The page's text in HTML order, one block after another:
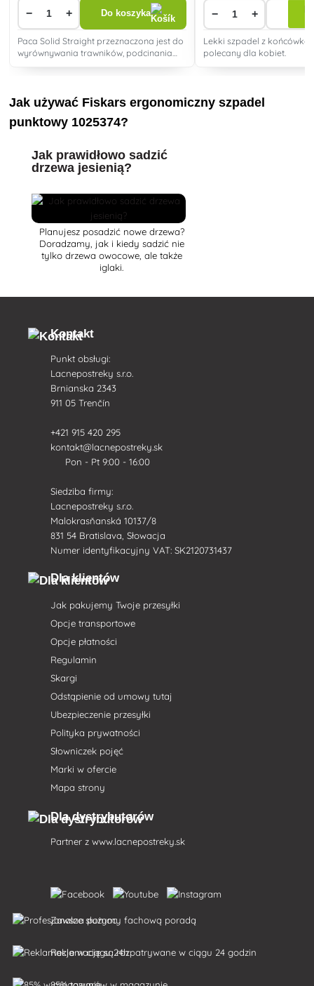
− + Do koszyka
Paca Solid Straight przeznaczona jest do
wyrównywania trawników, podcinania
− +
Lekki szpadel z końcówką,
polecany dla kobiet.
Jak używać Fiskars ergonomiczny szpadel
punktowy 1025374?
Jak prawidłowo sadzić
drzewa jesienią?
Planujesz posadzić nowe drzewa?
Doradzamy, jak i kiedy sadzić nie
tylko drzewa owocowe, ale także
iglaki.
Kontakt
Punkt obsługi:
Lacnepostreky s.r.o.
Brnianska 2343
911 05 Trenčín
+421 915 420 295
kontakt@lacnepostreky.sk
Pon - Pt 9:00 - 16:00
Siedziba firmy:
Lacnepostreky s.r.o.
Malokrasňanská 10137/8
831 54 Bratislava, Słowacja
Numer identyfikacyjny VAT: SK2120731437
Dla klientów
Jak pakujemy Twoje przesyłki
Opcje transportowe
Opcje płatności
Regulamin
Skargi
Odstąpienie od umowy tutaj
Ubezpieczenie przesyłki
Polityka prywatności
Słowniczek pojęć
Marki w ofercie
Mapa strony
Dla dystrybutorów
Partner z www.lacnepostreky.sk
Zawsze służymy fachową poradą
Reklamacje są rozpatrywane w ciągu 24 godzin